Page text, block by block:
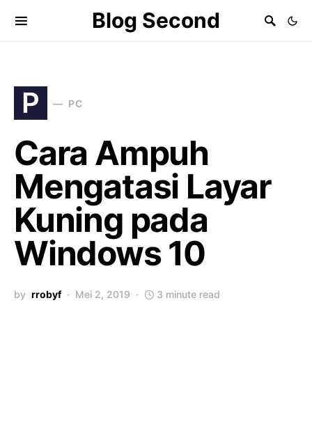
Blog Second
P PC
Cara Ampuh
Mengatasi Layar
Kuning pada
Windows 10
by rrobyf Mei 2, 2019 3 minute read